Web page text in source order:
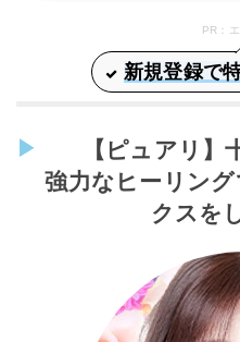
PR：
新規登録で
【ピュアリ】
強力なヒーリン
クスを